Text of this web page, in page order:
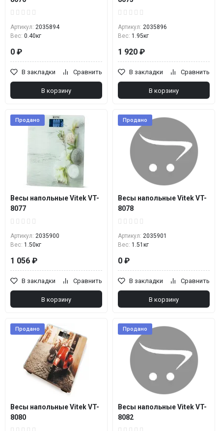
Артикул: 2035894
Вес: 0.40кг
0 ₽
В закладки Сравнить
В корзину
Артикул: 2035896
Вес: 1.95кг
1 920 ₽
В закладки Сравнить
В корзину
Продано
Весы напольные Vitek VT-
8077
Артикул: 2035900
Вес: 1.50кг
1 056 ₽
В закладки Сравнить
В корзину
Продано
Весы напольные Vitek VT-
8078
Артикул: 2035901
Вес: 1.51кг
0 ₽
В закладки Сравнить
В корзину
Продано
Весы напольные Vitek VT-
8080
Продано
Весы напольные Vitek VT-
8082